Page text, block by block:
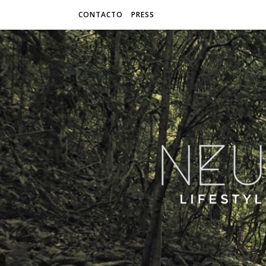
CONTACTO PRESS